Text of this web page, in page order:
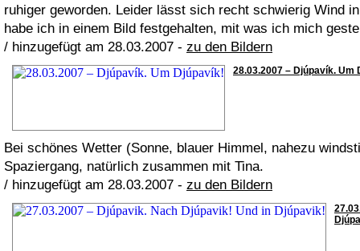
ruhiger geworden. Leider lässt sich recht schwierig Wind
habe ich in einem Bild festgehalten, mit was ich mich
/ hinzugefügt am 28.03.2007 - zu den Bildern
28.03.2007 – Djúpavík. Um
Bei schönes Wetter (Sonne, blauer Himmel, nahezu
Spaziergang, natürlich zusammen mit Tina.
/ hinzugefügt am 28.03.2007 - zu den Bildern